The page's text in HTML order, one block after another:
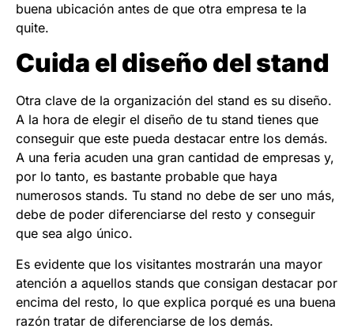
buena ubicación antes de que otra empresa te la
quite.
Cuida el diseño del stand
Otra clave de la organización del stand es su diseño.
A la hora de elegir el diseño de tu stand tienes que
conseguir que este pueda destacar entre los demás.
A una feria acuden una gran cantidad de empresas y,
por lo tanto, es bastante probable que haya
numerosos stands. Tu stand no debe de ser uno más,
debe de poder diferenciarse del resto y conseguir
que sea algo único.
Es evidente que los visitantes mostrarán una mayor
atención a aquellos stands que consigan destacar por
encima del resto, lo que explica porqué es una buena
razón tratar de diferenciarse de los demás.